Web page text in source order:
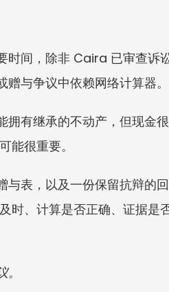
间，除非 Caira 已审查诉
与争议中依赖网络计算器。
有继承的不动产，但现金
很重要。
表，以及一份保留抗辩的
、计算是否正确、证据是